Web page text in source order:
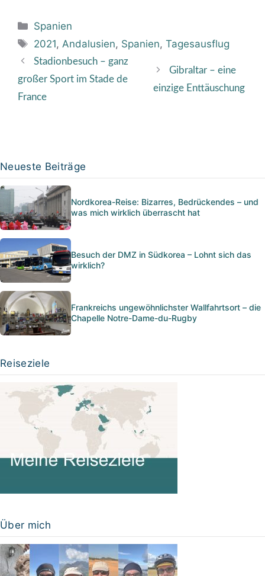
Kategorien
Spanien
Schlagwörter
2021, Andalusien, Spanien,Tagesausflug
Stadionbesuch – ganz
großer Sport im Stade de
France
Gibraltar – eine
einzige Enttäuschung
Neueste Beiträge
Nordkorea-Reise: Bizarres, Bedrückendes – und
was mich wirklich überrascht hat
Besuch der DMZ in Südkorea – Lohnt sich das
wirklich?
Frankreichs ungewöhnlichster Wallfahrtsort – die
Chapelle Notre-Dame-du-Rugby
Reiseziele
Über mich